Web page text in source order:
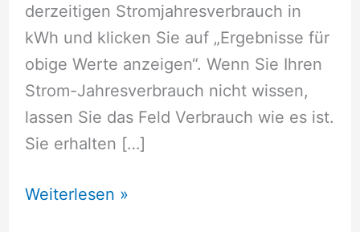
derzeitigen Stromjahresverbrauch in
kWh und klicken Sie auf „Ergebnisse für
obige Werte anzeigen“. Wenn Sie Ihren
Strom-Jahresverbrauch nicht wissen,
lassen Sie das Feld Verbrauch wie es ist.
Sie erhalten […]
Stromversorger
Weiterlesen »